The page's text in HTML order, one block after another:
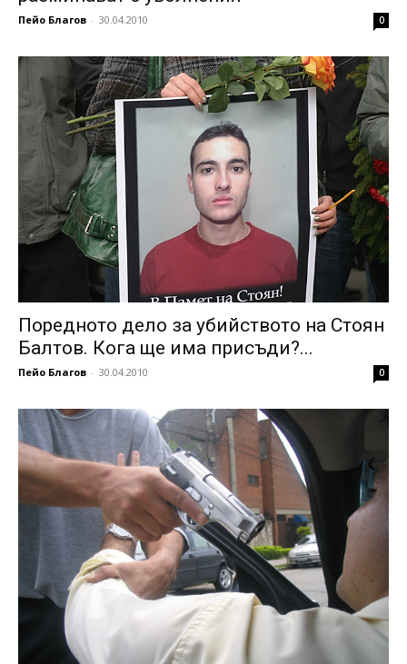
Пейо Благов - 30.04.2010 0
Поредното дело за убийството на Стоян
Балтов. Кога ще има присъди?...
Пейо Благов - 30.04.2010 0